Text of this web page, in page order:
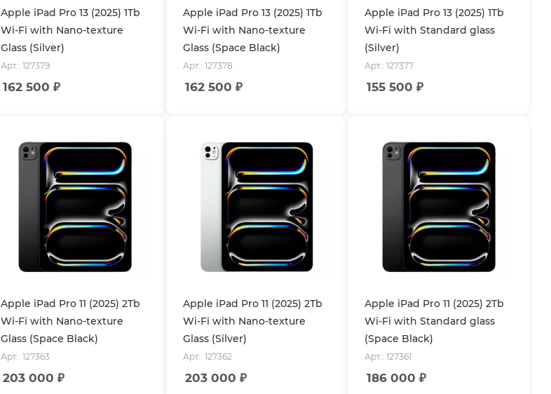
Apple iPad Pro 13 (2025) 1Tb
Wi-Fi with Nano-texture
Glass (Silver)
Арт.: 127379
162 500 ₽
Apple iPad Pro 13 (2025) 1Tb
Wi-Fi with Nano-texture
Glass (Space Black)
Арт.: 127378
162 500 ₽
Apple iPad Pro 13 (2025) 1Tb
Wi-Fi with Standard glass
(Silver)
Арт.: 127377
155 500 ₽
Apple iPad Pro 11 (2025) 2Tb
Wi-Fi with Nano-texture
Glass (Space Black)
Арт.: 127363
203 000 ₽
Apple iPad Pro 11 (2025) 2Tb
Wi-Fi with Nano-texture
Glass (Silver)
Арт.: 127362
203 000 ₽
Apple iPad Pro 11 (2025) 2Tb
Wi-Fi with Standard glass
(Space Black)
Арт.: 127361
186 000 ₽